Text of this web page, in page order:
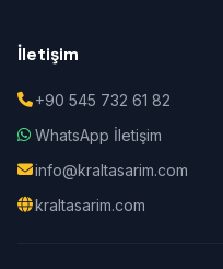
İletişim
+90 545 732 61 82
WhatsApp İletişim
info@kraltasarim.com
kraltasarim.com